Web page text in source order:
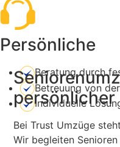
Persönliche
Beratung durch
Betreuung von
Individuelle
persönlicher
Bei Trust Umzüge
Wir begleiten